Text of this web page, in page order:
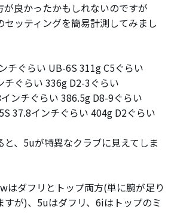
が良かったかもしれないのですが
セッティングを簡易計測してみまし
チぐらい UB-6S 311g C5ぐらい
チぐらい 336g D2-3ぐらい
ンチぐらい 386.5g D8-9ぐらい
37.8インチぐらい 404g D2ぐらい
と、5uが特異なクラブに見えてしま
はダフリとトップ両方(単に腕が足り
すが)、5uはダフリ、6iはトップのミ